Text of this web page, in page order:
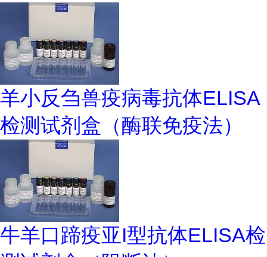
羊小反刍兽疫病毒抗体ELISA
检测试剂盒（酶联免疫法）
牛羊口蹄疫亚I型抗体ELISA检